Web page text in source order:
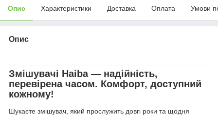
Опис Характеристики Доставка Оплата Умови
Опис
Змішувачі Haiba— надійність,
перевірена часом. Комфорт, доступний
кожному!
Шукаєте змішувач, який прослужить довгі роки та щодня